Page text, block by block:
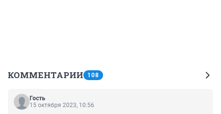
КОММЕНТАРИИ 108
Гость
15 октября 2023, 10:56